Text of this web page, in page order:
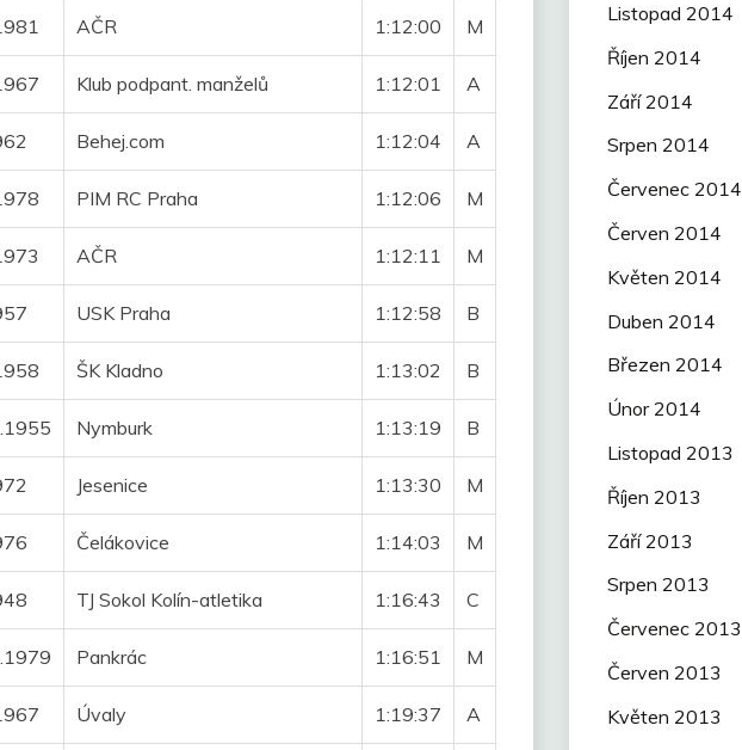
AČR 1:12:00 M
Klub podpant. manželů 1:12:01 A
Behej.com 1:12:04 A
PIM RC Praha 1:12:06 M
AČR 1:12:11 M
USK Praha 1:12:58 B
ŠK Kladno 1:13:02 B
Nymburk 1:13:19 B
Jesenice 1:13:30 M
Čelákovice 1:14:03 M
TJ Sokol Kolín-atletika 1:16:43 C
Pankrác 1:16:51 M
Úvaly 1:19:37 A
Listopad 2014
Říjen 2014
Září 2014
Srpen 2014
Červenec 2014
Červen 2014
Květen 2014
Duben 2014
Březen 2014
Únor 2014
Listopad 2013
Říjen 2013
Září 2013
Srpen 2013
Červenec 2013
Červen 2013
Květen 2013